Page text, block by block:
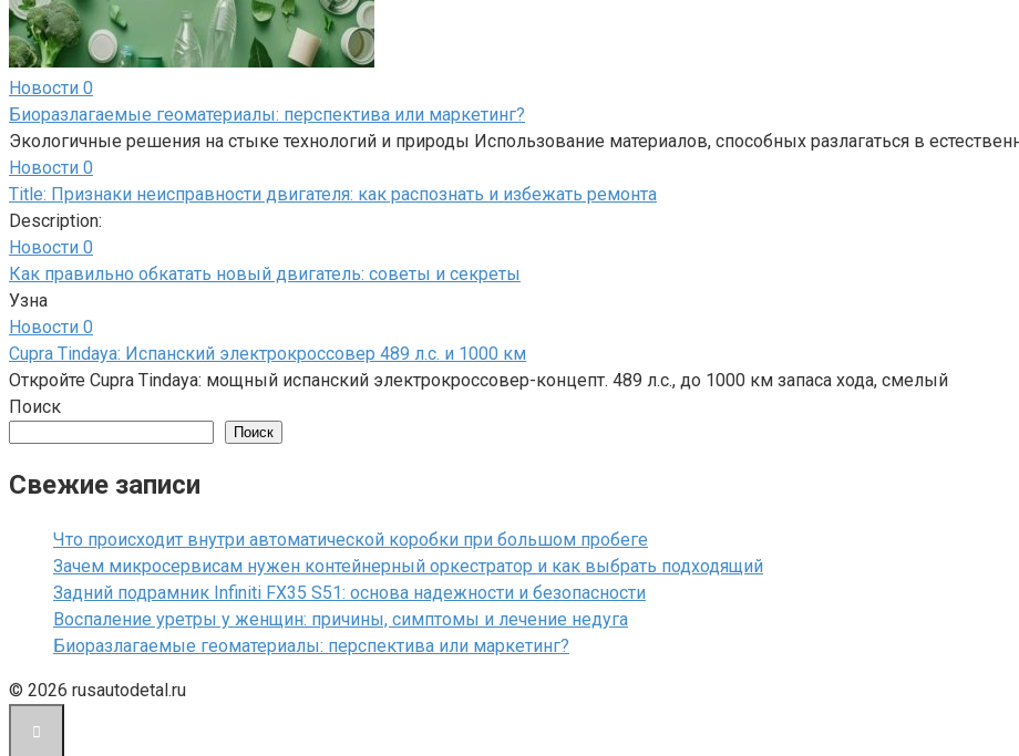
Новости 0
Биоразлагаемые геоматериалы: перспектива или маркетинг?
Экологичные решения на стыке технологий и природы Использование материалов, способных разлагаться в
Новости 0
Title: Признаки неисправности двигателя: как распознать и избежать ремонта
Description:
Новости 0
Как правильно обкатать новый двигатель: советы и секреты
Узна
Новости 0
Cupra Tindaya: Испанский электрокроссовер 489 л.с. и 1000 км
Откройте Cupra Tindaya: мощный испанский электрокроссовер-концепт. 489 л.с., до 1000 км запаса хода, смелый
Поиск
Поиск
Свежие записи
Что происходит внутри автоматической коробки при большом пробеге
Зачем микросервисам нужен контейнерный оркестратор и как выбрать подходящий
Задний подрамник Infiniti FX35 S51: основа надежности и безопасности
Воспаление уретры у женщин: причины, симптомы и лечение недуга
Биоразлагаемые геоматериалы: перспектива или маркетинг?
© 2026 rusautodetal.ru